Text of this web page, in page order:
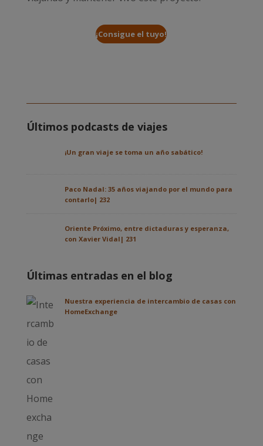
¡Consigue el tuyo!
Últimos podcasts de viajes
¡Un gran viaje se toma un año sabático!
Paco Nadal: 35 años viajando por el mundo para
contarlo| 232
Oriente Próximo, entre dictaduras y esperanza,
con Xavier Vidal| 231
Últimas entradas en el blog
Nuestra experiencia de intercambio de casas con
HomeExchange